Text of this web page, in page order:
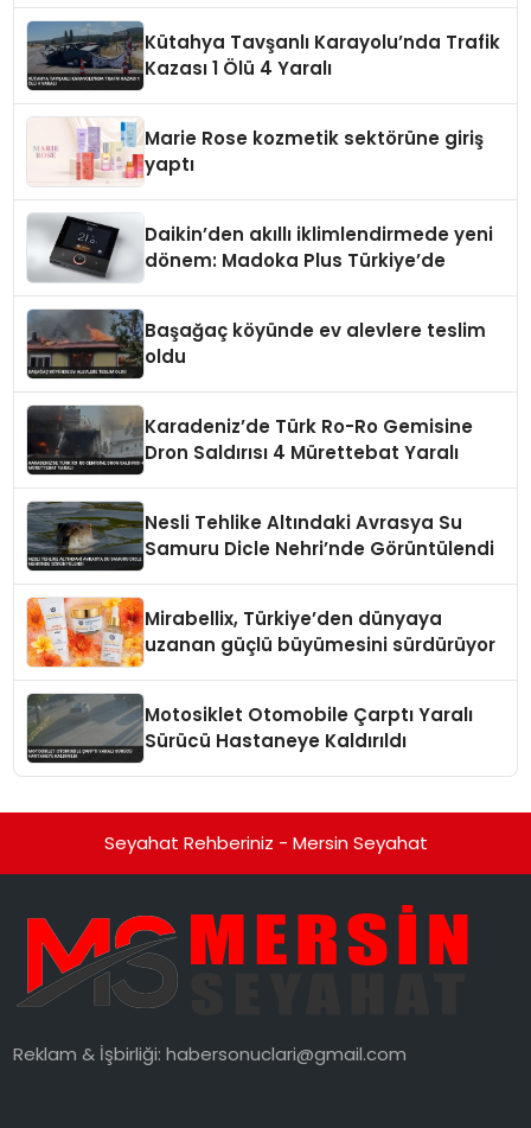
Kütahya Tavşanlı Karayolu’nda Trafik
Kazası 1 Ölü 4 Yaralı
Marie Rose kozmetik sektörüne giriş
yaptı
Daikin’den akıllı iklimlendirmede yeni
dönem: Madoka Plus Türkiye’de
Başağaç köyünde ev alevlere teslim
oldu
Karadeniz’de Türk Ro-Ro Gemisine
Dron Saldırısı 4 Mürettebat Yaralı
Nesli Tehlike Altındaki Avrasya Su
Samuru Dicle Nehri’nde Görüntülendi
Mirabellix, Türkiye’den dünyaya
uzanan güçlü büyümesini sürdürüyor
Motosiklet Otomobile Çarptı Yaralı
Sürücü Hastaneye Kaldırıldı
Seyahat Rehberiniz - Mersin Seyahat
Reklam & İşbirliği:habersonuclari@gmail.com